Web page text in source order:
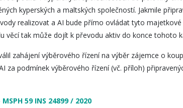
kyperských a maltských společností. Jakmile
realizovat a AI bude přímo ovládat tyto
věcí tak může dojít k převodu aktiv do konce tohoto
zahájení výběrového řízení na výběr zájemce o
za podmínek výběrového řízení (vč. příloh)
59 INS 24899 / 2020